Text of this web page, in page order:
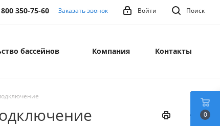
Поиск
Войти
350-75-60 Заказать звонок
бассейнов Компания Контакты
0